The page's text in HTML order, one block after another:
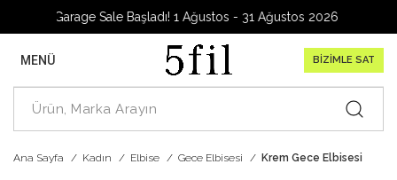
Garage Sale Başladı! 1 Ağustos - 31 Ağustos 2026
MENÜ BİZİMLE SAT
Ana Sayfa Kadın Elbise Gece Elbisesi Krem Gece Elbisesi